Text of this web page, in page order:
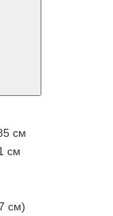
см
см
см)